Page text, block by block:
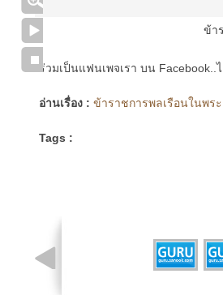
ข้า
ร่วมเป็นแฟนเพจเรา บน Facebook..
อ่านเรื่อง : ข้าราชการพลเรือนในพร
Tags :